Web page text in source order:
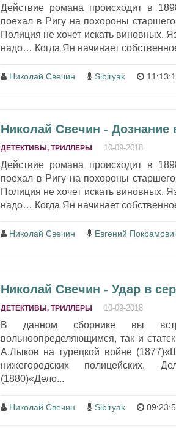
Действие романа происходит в
поехал в Ригу на похороны
Полиция не хочет искать виновных.
надо… Когда Ян начинает
Николай Свечин Sibiryak
Николай Свечин - Дознание
ДЕТЕКТИВЫ, ТРИЛЛЕРЫ 10-09-2018
Действие романа происходит в
поехал в Ригу на похороны
Полиция не хочет искать виновных.
надо… Когда Ян начинает
Николай Свечин Евгений
Николай Свечин - Удар в
ДЕТЕКТИВЫ, ТРИЛЛЕРЫ 10-09-2018
В данном сборнике вы
вольноопределяющимся, так и
А.Лыков на турецкой войне
нижегородских полицейских.
(1880)«Дело...
Николай Свечин Sibiryak